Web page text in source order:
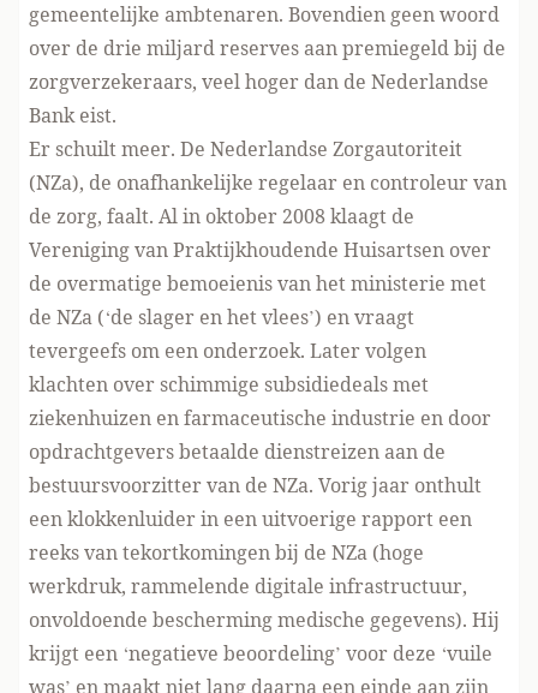
gemeentelijke ambtenaren. Bovendien geen woord
over de drie miljard reserves aan premiegeld bij de
zorgverzekeraars, veel hoger dan de Nederlandse
Bank eist.
Er schuilt meer. De Nederlandse Zorgautoriteit
(NZa), de onafhankelijke regelaar en controleur van
de zorg, faalt. Al in oktober 2008 klaagt de
Vereniging van Praktijkhoudende Huisartsen over
de overmatige bemoeienis van het ministerie met
de NZa (‘de slager en het vlees’) en vraagt
tevergeefs om een onderzoek. Later volgen
klachten over schimmige subsidiedeals met
ziekenhuizen en farmaceutische industrie en door
opdrachtgevers betaalde dienstreizen aan de
bestuursvoorzitter van de NZa. Vorig jaar onthult
een klokkenluider in een uitvoerige rapport een
reeks van tekortkomingen bij de NZa (hoge
werkdruk, rammelende digitale infrastructuur,
onvoldoende bescherming medische gegevens). Hij
krijgt een ‘negatieve beoordeling’ voor deze ‘vuile
was’ en maakt niet lang daarna een einde aan zijn